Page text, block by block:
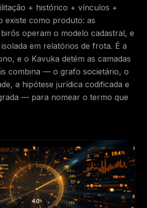
+ histórico + vínculos +
como produto: as
operam o modelo cadastral, e
em relatórios de frota. É a
e o Kavuka detém as camadas
combina — o grafo societário, o
a hipótese jurídica codificada e
— para nomear o termo que